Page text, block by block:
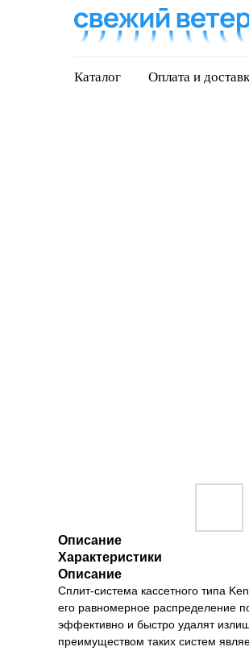
Каталог Оплата и
Описание
Характеристики
Описание
Сплит-система кассетного типа
его равномерное распределение
эффективно и быстро удалят
преимуществом таких систем